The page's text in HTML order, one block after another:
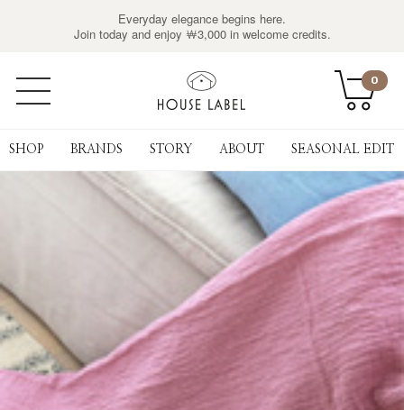
Everyday elegance begins here.
Join today and enjoy ￦3,000 in welcome credits.
0
SHOP BRANDS STORY ABOUT SEASONAL EDIT